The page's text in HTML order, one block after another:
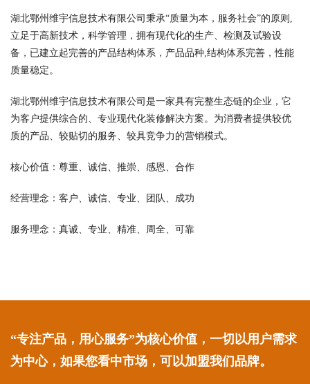
湖北鄂州维宇信息技术有限公司秉承“质量为本，服务社会”的原则,
立足于高新技术，科学管理，拥有现代化的生产、检测及试验设
备，已建立起完善的产品结构体系，产品品种,结构体系完善，性能
质量稳定。
湖北鄂州维宇信息技术有限公司是一家具有完整生态链的企业，它
为客户提供综合的、专业现代化装修解决方案。为消费者提供较优
质的产品、较贴切的服务、较具竞争力的营销模式。
核心价值：尊重、诚信、推崇、感恩、合作
经营理念：客户、诚信、专业、团队、成功
服务理念：真诚、专业、精准、周全、可靠
“专注产品，用心服务”为核心价值，一切以用户需求
为中心，如果您看中市场，可以加盟我们品牌。